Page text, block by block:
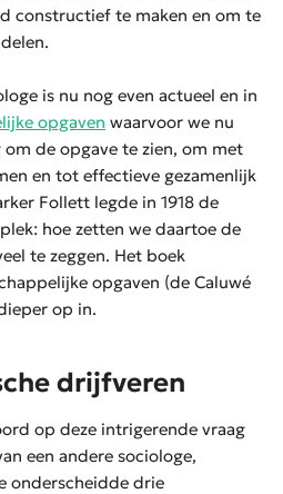
constructief te maken en om te
is nu nog even actueel en in
opgaven waarvoor we nu
de opgave te zien, om met
en tot effectieve gezamenlijk
Follett legde in 1918 de
hoe zetten we daartoe de
te zeggen. Het boek
opgaven (de Caluwé
op in.
drijfveren
op deze intrigerende vraag
een andere sociologe,
onderscheidde drie